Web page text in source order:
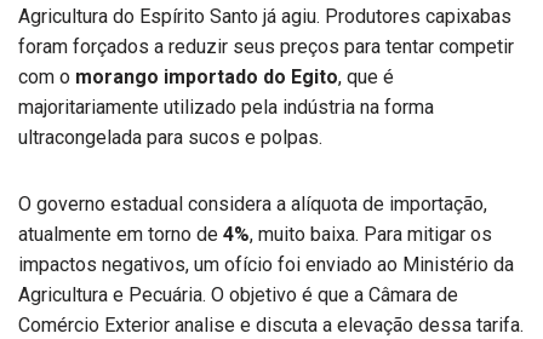
Agricultura do Espírito Santo já agiu. Produtores capixabas
foram forçados a reduzir seus preços para tentar competir
com o morango importado do Egito, que é
majoritariamente utilizado pela indústria na forma
ultracongelada para sucos e polpas.
O governo estadual considera a alíquota de importação,
atualmente em torno de 4%, muito baixa. Para mitigar os
impactos negativos, um ofício foi enviado ao Ministério da
Agricultura e Pecuária. O objetivo é que a Câmara de
Comércio Exterior analise e discuta a elevação dessa tarifa.